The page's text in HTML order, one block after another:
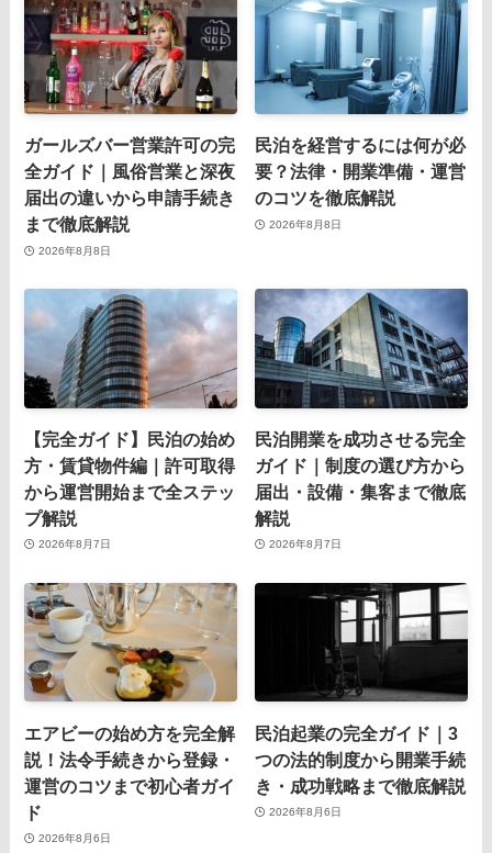
ガールズバー営業許可の完
全ガイド｜風俗営業と深夜
届出の違いから申請手続き
まで徹底解説
2026年8月8日
民泊を経営するには何が必
要？法律・開業準備・運営
のコツを徹底解説
2026年8月8日
【完全ガイド】民泊の始め
方・賃貸物件編｜許可取得
から運営開始まで全ステッ
プ解説
2026年8月7日
民泊開業を成功させる完全
ガイド｜制度の選び方から
届出・設備・集客まで徹底
解説
2026年8月7日
エアビーの始め方を完全解
説！法令手続きから登録・
運営のコツまで初心者ガイ
ド
2026年8月6日
民泊起業の完全ガイド｜3
つの法的制度から開業手続
き・成功戦略まで徹底解説
2026年8月6日